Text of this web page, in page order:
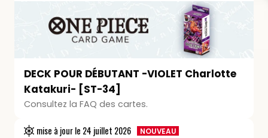
DECK POUR DÉBUTANT -VIOLET Charlotte
Katakuri- [ST-34]
Consultez la FAQ des cartes.
mise à jour le 24 juillet 2026 NOUVEAU